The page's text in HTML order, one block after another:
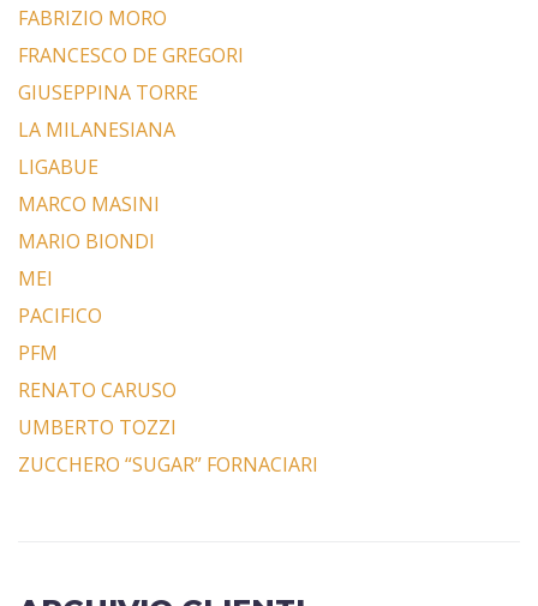
FABRIZIO MORO
FRANCESCO DE GREGORI
GIUSEPPINA TORRE
LA MILANESIANA
LIGABUE
MARCO MASINI
MARIO BIONDI
MEI
PACIFICO
PFM
RENATO CARUSO
UMBERTO TOZZI
ZUCCHERO “SUGAR” FORNACIARI